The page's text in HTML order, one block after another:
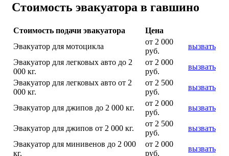
Стоимость эвакуатора в гавшино
Стоимость подачи эвакуатора
Цена
Эвакуатор для мотоцикла
от 2 000
руб.
вызвать
Эвакуатор для легковых авто до 2
000 кг.
от 2 000
руб.
вызвать
Эвакуатор для легковых авто от 2
000 кг.
от 2 500
руб.
вызвать
Эвакуатор для джипов до 2 000 кг.
от 2 000
руб.
вызвать
Эвакуатор для джипов от 2 000 кг.
от 2 500
руб.
вызвать
Эвакуатор для минивенов до 2 000
кг.
от 2 000
руб.
вызвать